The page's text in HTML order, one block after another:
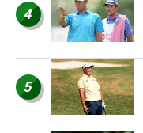
4
5